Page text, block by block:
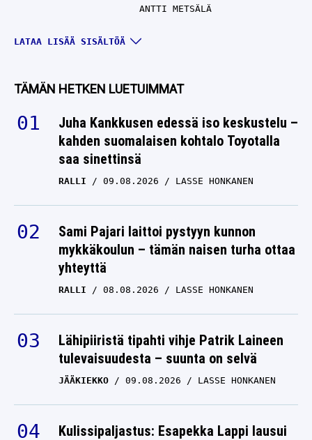
ANTTI METSÄLÄ
Tässä Olli Kunnarin
lentopallomiesten
OLLI KUNNARI
10.05.2024
ANTTI METSÄLÄ
LATAA LISÄÄ SISÄLTÖÄ
TÄMÄN HETKEN LUETUIMMAT
Juha Kankkusen edessä iso keskustelu –
kahden suomalaisen kohtalo Toyotalla
saa sinettinsä
RALLI 09.08.2026 LASSE HONKANEN
Sami Pajari laittoi pystyyn kunnon
mykkäkoulun – tämän naisen turha ottaa
yhteyttä
RALLI 08.08.2026 LASSE HONKANEN
Lähipiiristä tipahti vihje Patrik Laineen
tulevaisuudesta – suunta on selvä
JÄÄKIEKKO 09.08.2026 LASSE HONKANEN
Kulissipaljastus: Esapekka Lappi lausui